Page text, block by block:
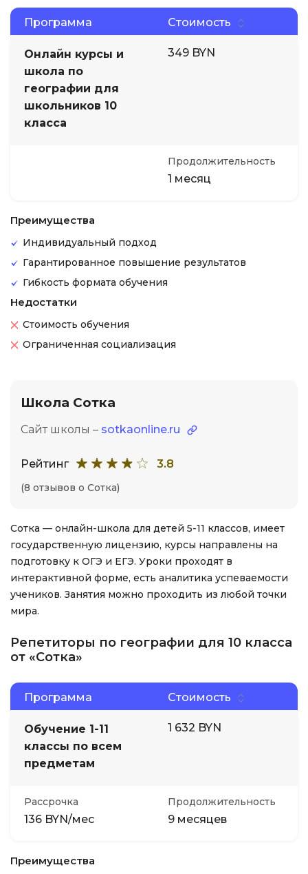
Программа Стоимость
Онлайн курсы и
школа по
географии для
школьников 10
класса
349 BYN
Продолжительность
1 месяц
Преимущества
Индивидуальный подход
Гарантированное повышение результатов
Гибкость формата обучения
Недостатки
Стоимость обучения
Ограниченная социализация
Школа Сотка
Сайт школы – sotkaonline.ru
Рейтинг 3.8
(8 отзывов о Сотка)
Сотка — онлайн-школа для детей 5-11 классов, имеет
государственную лицензию, курсы направлены на
подготовку к ОГЭ и ЕГЭ. Уроки проходят в
интерактивной форме, есть аналитика успеваемости
учеников. Занятия можно проходить из любой точки
мира.
Репетиторы по географии для 10 класса
от «Сотка»
Программа Стоимость
Обучение 1-11
классы по всем
предметам
1 632 BYN
Рассрочка
136 BYN/мес
Продолжительность
9 месяцев
Преимущества